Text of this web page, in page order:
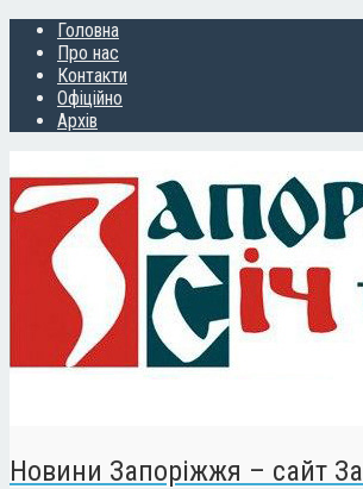
Головна
Про нас
Контакти
Офіційно
Архів
Новини Запоріжжя – сайт